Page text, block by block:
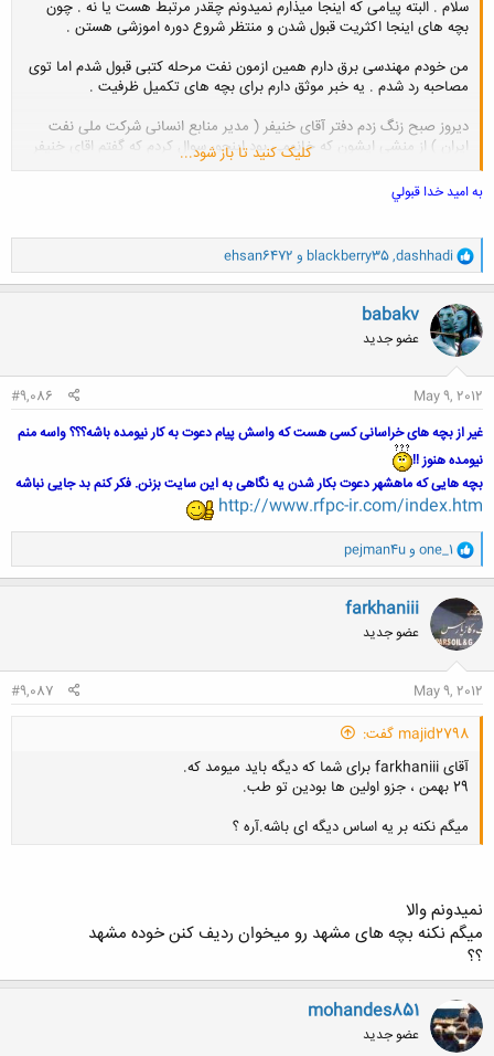
سلام . البته پیامی که اینجا میذارم نمیدونم چقدر مرتبط هست یا نه . چون
بچه های اینجا اکثریت قبول شدن و منتظر شروع دوره اموزشی هستن .
من خودم مهندسی برق دارم همین ازمون نفت مرحله کتبی قبول شدم اما توی
مصاحبه رد شدم . یه خبر موثق دارم برای بچه های تکمیل ظرفیت .
دیروز صبح زنگ زدم دفتر آقای خنیفر ( مدیر منابع انسانی شرکت ملی نفت
ایران ) از منشی ایشون که خانومی بود اینجور سوال کردم که گفتم اقای خنیفر
اول اردیبهشت توی نمایشگاه اعلام کردن که تکمیل ظرفیت تا چند هفته دیگه
میگیریم اما خبری نشده دیگه . خانومه گفت تا پایان اردیبهشت از طریق
سایت نتایج رو اعلام می کنیم . تورو خدا واسم دعا کنید من هم قبول شم . دو
سال تمام بیکارم . دیگه نه رو حیه ای واسم مونده نه انگیزه ای .
کاملا دپرس شدم . چند ماهه که یه خواب درست ندارم . واسم دعا کنید که
تکیل ظرفیت قبول شم چون تمام امیدم هست . واسه همتون دعا می
کنم که راحت تر به خواسته هاتون برسین . یا علی مدد .
کلیک کنید تا باز شود...
به اميد خدا قبولي
و
ا
ک
ن
ش
ه
ا
dashhadi
,
blackberry35 و ehsan6472
babakv
عضو جدید
May 9, 2012
#9,086
غیر از بچه های خراسانی کسی هست که واسش پیام دعوت به کار نیومده باشه؟؟؟ واسه منم
نیومده هنوز !!
بچه هایی که ماهشهر دعوت بکار شدن یه نگاهی به این سایت بزنن. فکر کنم بد جایی نباشه
http://www.rfpc-ir.com/index.htm
و
ا
ک
ن
ش
ه
ا
one_1 وpejman4u
farkhaniii
عضو جدید
May 9, 2012
#9,087
majid2798 گفت:
آقای farkhaniii برای شما که دیگه باید میومد که.
29 بهمن ، جزو اولین ها بودین تو طب.
میگم نکنه بر یه اساس دیگه ای باشه.آره ؟
نمیدونم والا
میگم نکنه بچه های مشهد رو میخوان ردیف کنن خوده مشهد
؟؟
mohandes851
عضو جدید